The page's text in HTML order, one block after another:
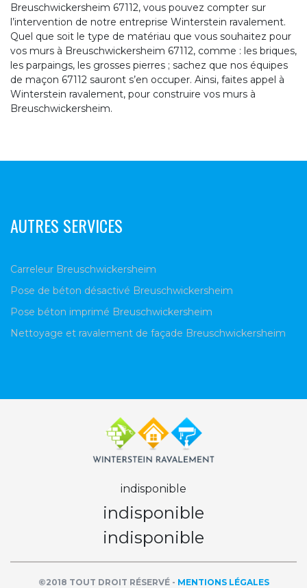
Breuschwickersheim 67112, vous pouvez compter sur
l’intervention de notre entreprise Winterstein ravalement.
Quel que soit le type de matériau que vous souhaitez pour
vos murs à Breuschwickersheim 67112, comme : les briques,
les parpaings, les grosses pierres ; sachez que nos équipes
de maçon 67112 sauront s’en occuper. Ainsi, faites appel à
Winterstein ravalement, pour construire vos murs à
Breuschwickersheim.
AUTRES SERVICES
Carreleur Breuschwickersheim
Pose de béton désactivé Breuschwickersheim
Pose béton imprimé Breuschwickersheim
Nettoyage et ravalement de façade Breuschwickersheim
indisponible
indisponible
indisponible
©2018 TOUT DROIT RÉSERVÉ - MENTIONS LÉGALES